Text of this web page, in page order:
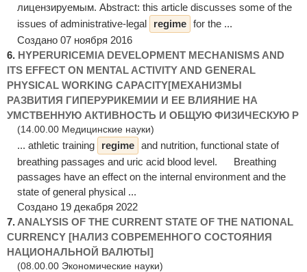
лицензируемым. Abstract: this article discusses some of the
issues of administrative-legal
regime for the ...
Создано 07 ноября 2016
6. HYPERURICEMIA DEVELOPMENT MECHANISMS AND
ITS EFFECT ON MENTAL ACTIVITY AND GENERAL
PHYSICAL WORKING CAPACITY[МЕХАНИЗМЫ
РАЗВИТИЯ ГИПЕРУРИКЕМИИ И ЕЕ ВЛИЯНИЕ НА
УМСТВЕННУЮ АКТИВНОСТЬ И ОБЩУЮ ФИЗИЧЕСКУЮ Р
(14.00.00 Медицинские науки)
... athletic training regime and nutrition, functional state of
breathing passages and uric acid blood level. Breathing
passages have an effect on the internal environment and the
state of general physical ...
Создано 19 декабря 2022
7. ANALYSIS OF THE CURRENT STATE OF THE NATIONAL
CURRENCY [НАЛИЗ СОВРЕМЕННОГО СОСТОЯНИЯ
НАЦИОНАЛЬНОЙ ВАЛЮТЫ]
(08.00.00 Экономические науки)